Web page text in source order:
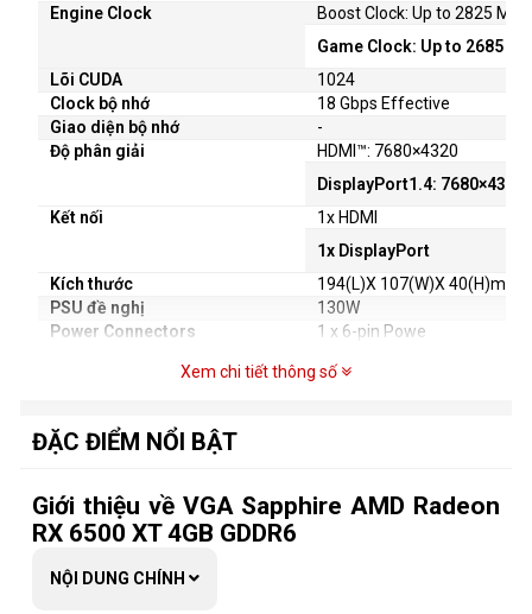
Engine Clock
Boost Clock: Up to 2825 MHz
Game Clock: Up to 2685
Lõi CUDA
1024
Clock bộ nhớ
18 Gbps Effective
Giao diện bộ nhớ
-
Độ phân giải
HDMI™: 7680×4320
DisplayPort1.4: 7680×4320
Kết nối
1x HDMI
1x DisplayPort
Kích thước
194(L)X 107(W)X 40(H)mm
PSU đề nghị
130W
Power Connectors
1 x 6-pin Powe
Xem chi tiết thông số
ĐẶC ĐIỂM NỔI BẬT
Giới thiệu về VGA Sapphire AMD Radeon
RX 6500 XT 4GB GDDR6
NỘI DUNG CHÍNH